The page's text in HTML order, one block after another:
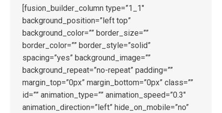
[fusion_builder_column type=”1_1″
background_position=”left top”
background_color=”” border_size=””
border_color=”” border_style=”solid”
spacing=”yes” background_image=””
background_repeat=”no-repeat” padding=””
margin_top=”0px” margin_bottom=”0px” class=””
id=”” animation_type=”” animation_speed=”0.3″
animation_direction=”left” hide_on_mobile=”no”